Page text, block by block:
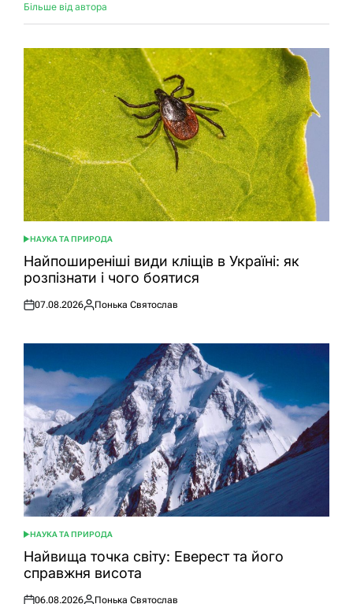
Більше від автора
ОПУБЛІКУВАТИ
У
НАУКА ТА ПРИРОДА
Найпоширеніші види кліщів в Україні: як
розпізнати і чого боятися
Оприлюднено
07.08.2026
Опубліковано
Понька Святослав
ОПУБЛІКУВАТИ
У
НАУКА ТА ПРИРОДА
Найвища точка світу: Еверест та його
справжня висота
06.08.2026 Понька Святослав